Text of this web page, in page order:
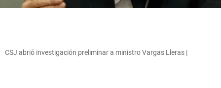
CSJ abrió investigación preliminar a ministro Vargas Lleras |